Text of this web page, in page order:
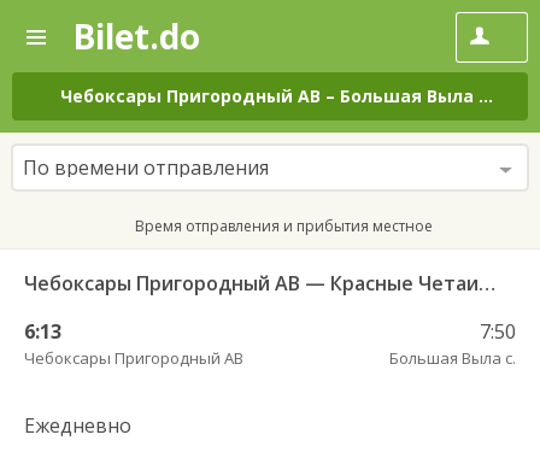
—
Поиск
и
покупка
билетов
на
автобус
онлайн
Bilet.do
Чебоксары Пригородный АВ – Большая Выла с.
По времени отправления
Время отправления и прибытия местное
Чебоксары Пригородный АВ — Красные Четаи с. ДКП ч/з Аликово с. ДКП 753
6:13
Чебоксары Пригородный АВ
7:50
Большая Выла с.
Ежедневно